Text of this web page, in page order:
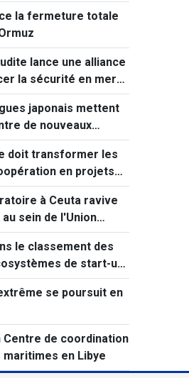
la fermeture totale
lance une alliance
la sécurité en mer
japonais mettent
de nouveaux
après celui de
doit transformer les
en projets
à Ceuta ravive
sein de l'Union
le classement des
de start-up
plus performants au
se poursuit en
Centre de coordination
en Libye